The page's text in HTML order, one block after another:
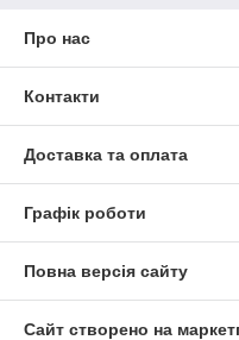
Про нас
Контакти
Доставка та оплата
Графік роботи
Повна версія сайту
Сайт створено на